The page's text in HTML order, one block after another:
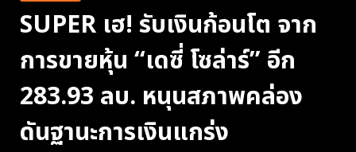
SUPER เฮ! รับเงินก้อนโต จาก
การขายหุ้น “เดซี่ โซล่าร์” อีก
283.93 ลบ. หนุนสภาพคล่อง
ดันฐานะการเงินแกร่ง